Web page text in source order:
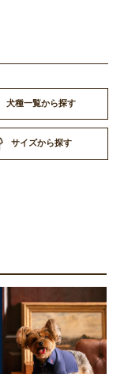
犬種一覧から探す
サイズから探す